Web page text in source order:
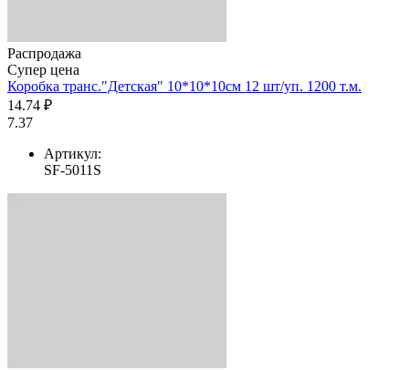
Распродажа
Супер цена
Коробка транс."Детская" 10*10*10см 12 шт/уп. 1200 т.м.
14.74 ₽
7.37
Артикул:
SF-5011S